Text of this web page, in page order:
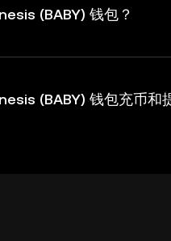
(BABY) 钱包？
(BABY) 钱包充币和